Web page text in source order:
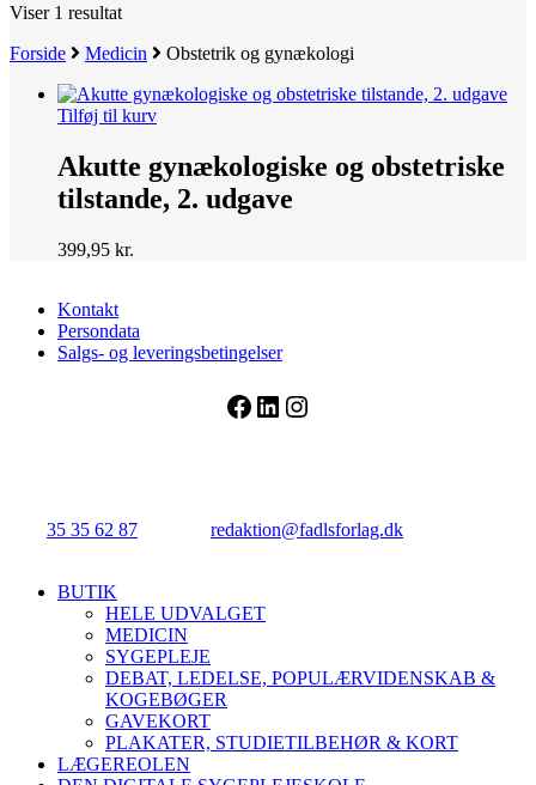
Viser 1 resultat
Forside
Medicin Obstetrik og gynækologi
Tilføj til kurv
Akutte gynækologiske og obstetriske
tilstande, 2. udgave
399,95 kr.
Kontakt
Persondata
Salgs- og leveringsbetingelser
Facebook
LinkedIn
Instagram
35 35 62 87 redaktion@fadlsforlag.dk
Close
BUTIK
HELE UDVALGET
MEDICIN
SYGEPLEJE
DEBAT, LEDELSE, POPULÆRVIDENSKAB &
KOGEBØGER
GAVEKORT
PLAKATER, STUDIETILBEHØR & KORT
LÆGEREOLEN